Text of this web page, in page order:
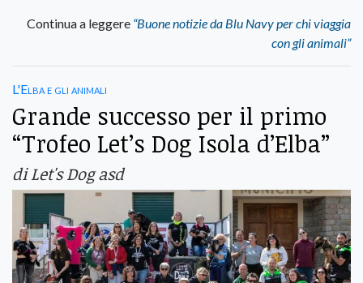
Continua a leggere “Buone notizie da Blu Navy per chi viaggia
con gli animali”
L'Elba e gli animali
Grande successo per il primo
“Trofeo Let’s Dog Isola d’Elba”
di Let's Dog asd